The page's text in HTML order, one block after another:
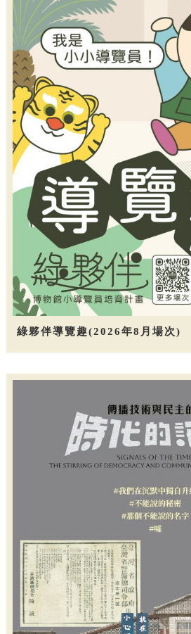
綠夥伴導覽趣(2026年8月場次)